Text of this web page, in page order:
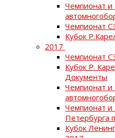
Чемпионат
Чемпионат
Кубок
2017
Чемпионат
Кубок Р.
Документы
Чемпионат
Чемпионат и
Петербурга
Кубок